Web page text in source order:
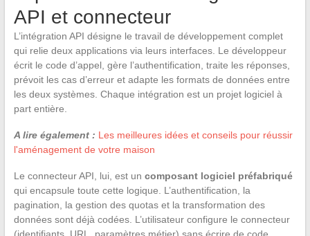
API et connecteur
L’intégration API désigne le travail de développement complet
qui relie deux applications via leurs interfaces. Le développeur
écrit le code d’appel, gère l’authentification, traite les réponses,
prévoit les cas d’erreur et adapte les formats de données entre
les deux systèmes. Chaque intégration est un projet logiciel à
part entière.
A lire également : Les meilleures idées et conseils pour réussir
l'aménagement de votre maison
Le connecteur API, lui, est un composant logiciel préfabriqué
qui encapsule toute cette logique. L’authentification, la
pagination, la gestion des quotas et la transformation des
données sont déjà codées. L’utilisateur configure le connecteur